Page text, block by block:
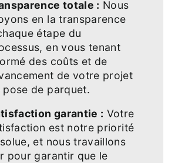
totale : Nous
en la transparence
étape du
en vous tenant
des coûts et de
de votre projet
pose de parquet.
garantie : Votre
est notre priorité
et nous travaillons
pour garantir que le